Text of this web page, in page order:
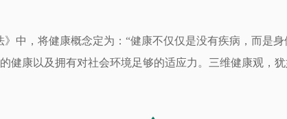
，将健康概念定为：“健康不仅仅是没有疾病，而是身
健康以及拥有对社会环境足够的适应力。三维健康观，